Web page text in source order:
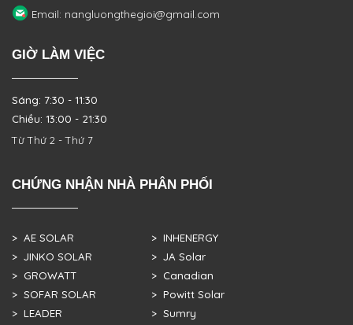
Email: nangluongthegioi@gmail.com
GIỜ LÀM VIỆC
Sáng: 7:30 - 11:30
Chiều: 13:00 - 21:30
Từ Thứ 2 - Thứ 7
CHỨNG NHẬN NHÀ PHÂN PHỐI
> AE SOLAR
> JINKO SOLAR
> GROWATT
> SOFAR SOLAR
> LEADER
> INHENERGY
> JA Solar
> Canadian
> Powitt Solar
> Sumry